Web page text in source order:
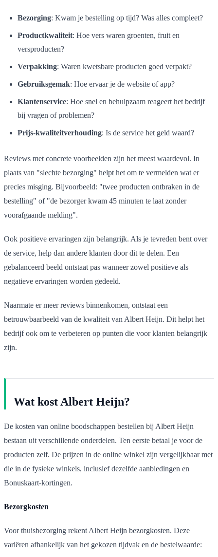
Bezorging: Kwam je bestelling op tijd? Was alles compleet?
Productkwaliteit: Hoe vers waren groenten, fruit en
versproducten?
Verpakking: Waren kwetsbare producten goed verpakt?
Gebruiksgemak: Hoe ervaar je de website of app?
Klantenservice: Hoe snel en behulpzaam reageert het bedrijf
bij vragen of problemen?
Prijs-kwaliteitverhouding: Is de service het geld waard?
Reviews met concrete voorbeelden zijn het meest waardevol. In
plaats van "slechte bezorging" helpt het om te vermelden wat er
precies misging. Bijvoorbeeld: "twee producten ontbraken in de
bestelling" of "de bezorger kwam 45 minuten te laat zonder
voorafgaande melding".
Ook positieve ervaringen zijn belangrijk. Als je tevreden bent over
de service, help dan andere klanten door dit te delen. Een
gebalanceerd beeld ontstaat pas wanneer zowel positieve als
negatieve ervaringen worden gedeeld.
Naarmate er meer reviews binnenkomen, ontstaat een
betrouwbaarbeeld van de kwaliteit van Albert Heijn. Dit helpt het
bedrijf ook om te verbeteren op punten die voor klanten belangrijk
zijn.
Wat kost Albert Heijn?
De kosten van online boodschappen bestellen bij Albert Heijn
bestaan uit verschillende onderdelen. Ten eerste betaal je voor de
producten zelf. De prijzen in de online winkel zijn vergelijkbaar met
die in de fysieke winkels, inclusief dezelfde aanbiedingen en
Bonuskaart-kortingen.
Bezorgkosten
Voor thuisbezorging rekent Albert Heijn bezorgkosten. Deze
variëren afhankelijk van het gekozen tijdvak en de bestelwaarde: